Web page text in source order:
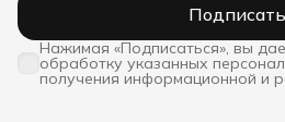
Нажимая «Подписаться», вы
обработку указанных
получения информационной и